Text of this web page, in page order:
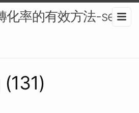
化率的有效方法-seo